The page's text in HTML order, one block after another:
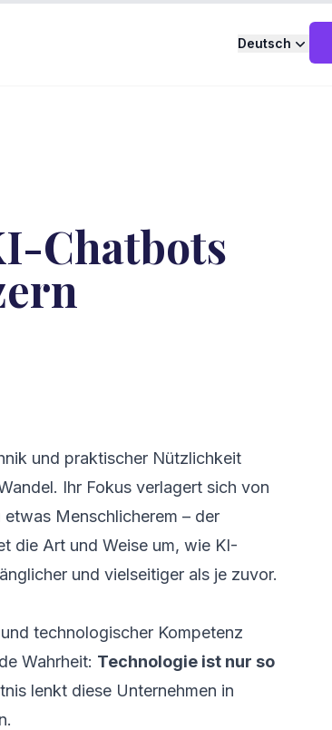
Deutsch
Chatbots
und praktischer Nützlichkeit
Ihr Fokus verlagert sich von
Menschlicherem – der
die Art und Weise um, wie KI-
und vielseitiger als je zuvor.
technologischer Kompetenz
Wahrheit: Technologie ist nur so
lenkt diese Unternehmen in